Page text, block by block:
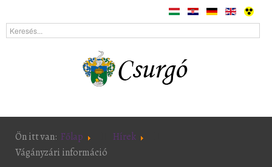
Ön itt van: Főlap
Hírek
Vágányzári információ